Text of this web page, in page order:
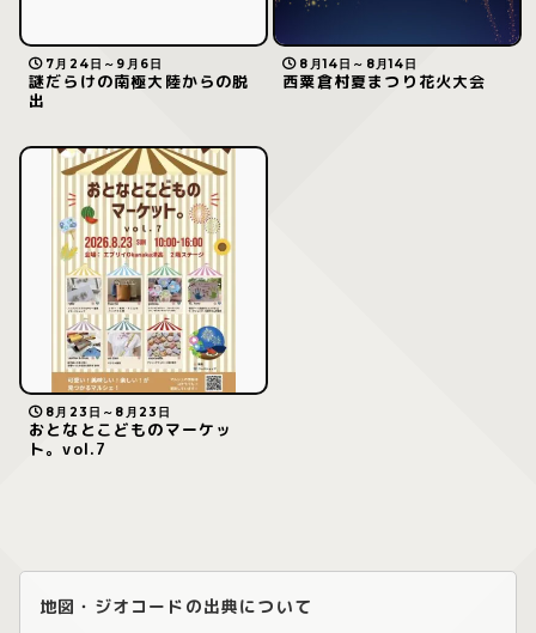
7月24日～9月6日
謎だらけの南極大陸からの脱
出
8月14日～8月14日
西粟倉村夏まつり花火大会
8月23日～8月23日
おとなとこどものマーケッ
ト。vol.7
地図・ジオコードの出典について